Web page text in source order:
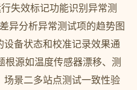
失效标记功能识别异常测
异分析异常测试项的趋势图
备状态和校准记录效果通
根源如温度传感器漂移、测
景二多站点测试一致性验